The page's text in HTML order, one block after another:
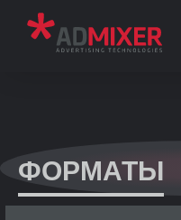
ФОРМАТЫ